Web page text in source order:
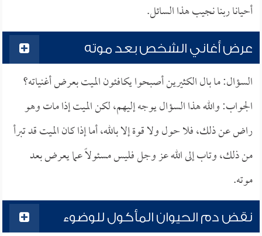
أحيانا ربنا نجيب هذا السائل.
عرض أغاني الشخص بعد موته
السؤال: ما بال الكثيرين أصبحوا يكافئون الميت بعرض أغنياته؟
الجواب: والله هذا السؤال يوجه إليهم، لكن الميت إذا مات وهو
راض عن ذلك، فلا حول ولا قوة إلا بالله، أما إذا كان الميت قد تبرأ
من ذلك، وتاب إلى الله عز وجل فليس مسئولاً عما يعرض بعد
موته.
نقض دم الحيوان المأكول للوضوء